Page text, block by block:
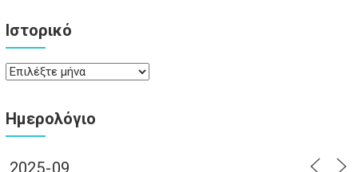
Ιστορικό
Ιστορικό
Ημερολόγιο